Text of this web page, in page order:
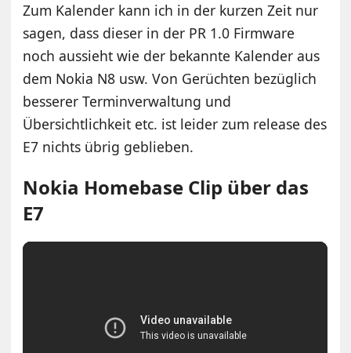
Zum Kalender kann ich in der kurzen Zeit nur
sagen, dass dieser in der PR 1.0 Firmware
noch aussieht wie der bekannte Kalender aus
dem Nokia N8 usw. Von Gerüchten bezüglich
besserer Terminverwaltung und
Übersichtlichkeit etc. ist leider zum release des
E7 nichts übrig geblieben.
Nokia Homebase Clip über das
E7